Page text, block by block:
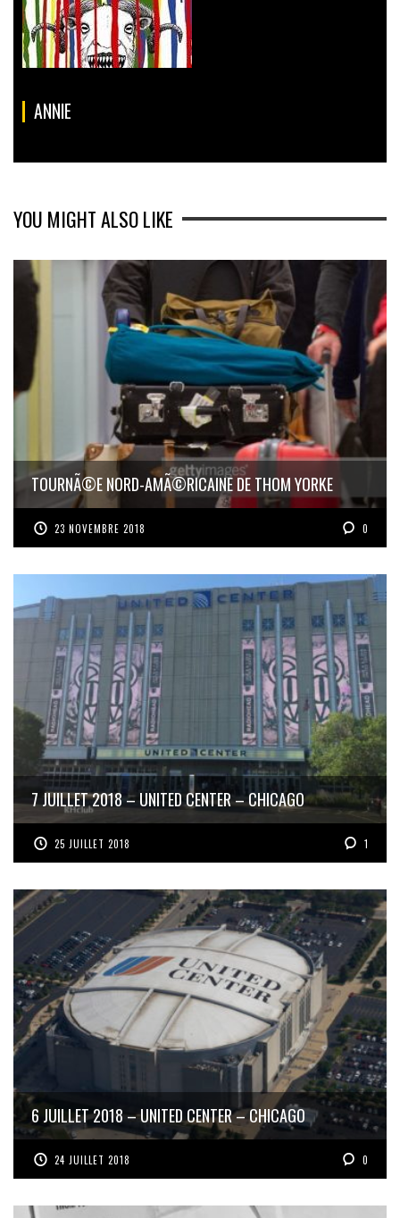
ANNIE
YOU MIGHT ALSO LIKE
TOURNÃ©E NORD-AMÃ©RICAINE DE THOM YORKE
23 NOVEMBRE 2018 0
7 JUILLET 2018 – UNITED CENTER – CHICAGO
25 JUILLET 2018 1
6 JUILLET 2018 – UNITED CENTER – CHICAGO
24 JUILLET 2018 0